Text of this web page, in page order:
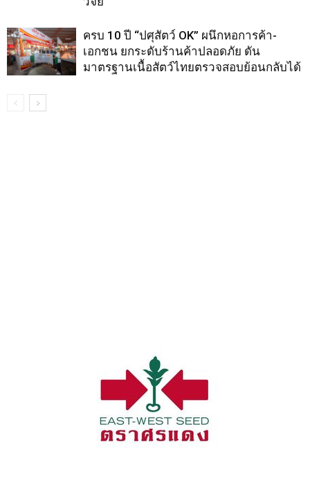
ครบ 10 ปี “ปศุสัตว์ OK” ผนึกหอการค้า-
เอกชน ยกระดับร้านค้าปลอดภัย ดัน
มาตรฐานเนื้อสัตว์ไทยตรวจสอบย้อนกลับได้